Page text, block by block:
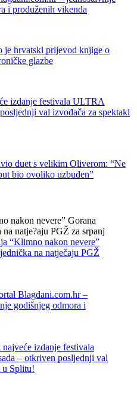
i produženih vikenda
je hrvatski prijevod knjige o
glazbe
izdanje festivala ULTRA
val izvođača za spektakl
duet s velikim Oliverom: “Ne
bio ovoliko uzbuđen”
“Klimno nakon nevere”
na natječaju PGŽ
Blagdani.com.hr –
godišnjeg odmora i
izdanje festivala
– otkriven posljednji val
u Splitu!